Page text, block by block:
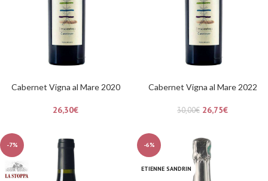
Cabernet Vigna al Mare 2020
26,30€
Cabernet Vigna al Mare 2022
30,00€ 26,75€
-7% -6%
ETIENNE SANDRIN